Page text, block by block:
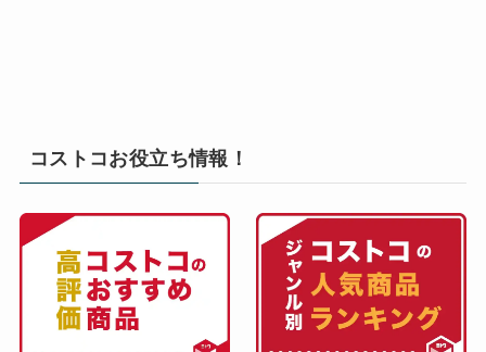
コストコお役立ち情報！